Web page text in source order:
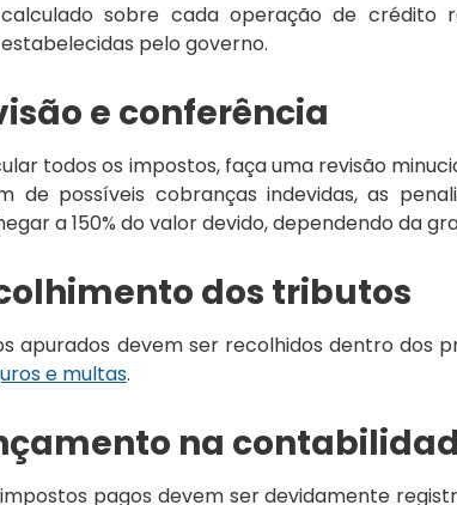
sobre cada operação de crédito
pelo governo.
e conferência
todos os impostos, faça uma revisão
de possíveis cobranças indevidas, as
a 150% do valor devido, dependendo da
dos tributos
apurados devem ser recolhidos dentro dos
e multas.
na
pagos devem ser devidamente